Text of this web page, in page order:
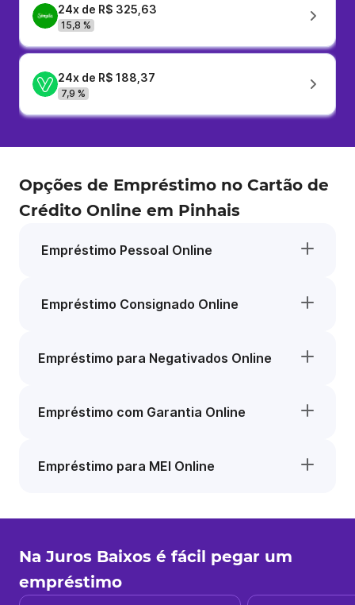
24x de R$ 325,63
15,8 %
24x de R$ 188,37
7,9 %
Opções de Empréstimo no Cartão de
Crédito Online em Pinhais
Empréstimo Pessoal Online
Empréstimo Consignado Online
Empréstimo para Negativados Online
Empréstimo com Garantia Online
Empréstimo para MEI Online
Na Juros Baixos é fácil pegar um
empréstimo